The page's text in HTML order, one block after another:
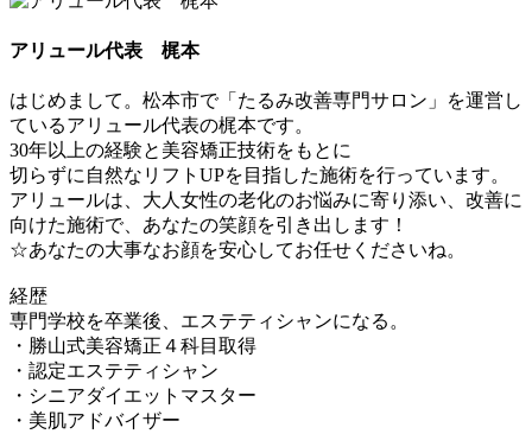
アリュール代表 梶本
はじめまして。松本市で「たるみ改善専門サロン」を運営し
ているアリュール代表の梶本です。
30年以上の経験と美容矯正技術をもとに
切らずに自然なリフトUPを目指した施術を行っています。
アリュールは、大人女性の老化のお悩みに寄り添い、改善に
向けた施術で、あなたの笑顔を引き出します！
☆あなたの大事なお顔を安心してお任せくださいね。
経歴
専門学校を卒業後、エステティシャンになる。
・勝山式美容矯正４科目取得
・認定エステティシャン
・シニアダイエットマスター
・美肌アドバイザー